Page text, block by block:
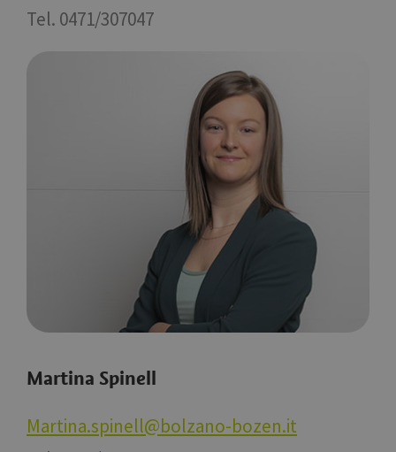
Tel. 0471/307047
Martina Spinell
Martina.spinell@bolzano-bozen.it